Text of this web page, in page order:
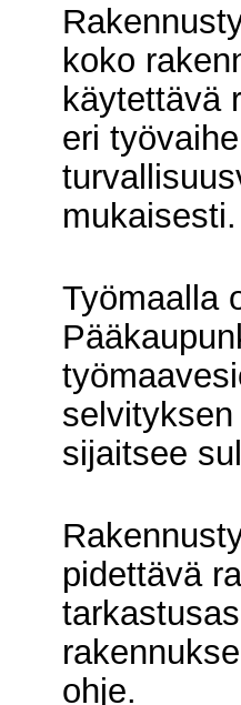
koko
käytettävä
eri
mukaisesti.
Työmaalla
sijaitsee
pidettävä
ohje.